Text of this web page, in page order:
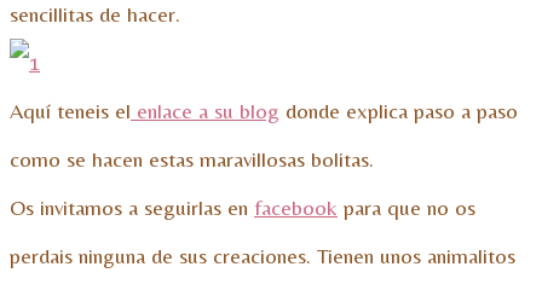
sencillitas de hacer.
Aquí teneis el enlace a su blog donde explica paso a paso
como se hacen estas maravillosas bolitas.
Os invitamos a seguirlas en facebook para que no os
perdais ninguna de sus creaciones. Tienen unos animalitos